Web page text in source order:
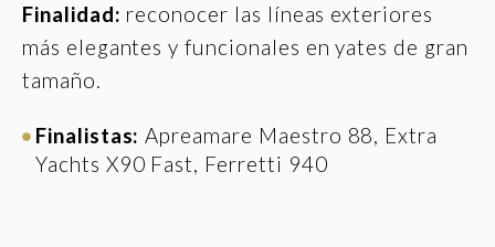
Finalidad: reconocer las líneas exteriores
más elegantes y funcionales en yates de gran
tamaño.
Finalistas: Apreamare Maestro 88, Extra
Yachts X90 Fast, Ferretti 940